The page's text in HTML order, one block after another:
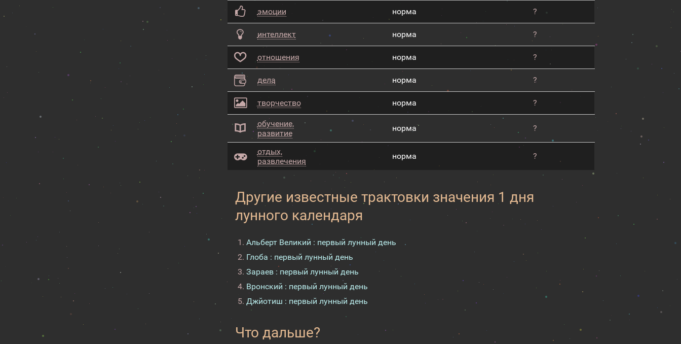
эмоции норма ?
интеллект норма ?
отношения норма ?
дела норма ?
творчество норма ?
обучение,
развитие
норма ?
отдых,
развлечения
норма ?
Другие известные трактовки значения 1 дня
лунного календаря
Альберт Великий : первый лунный день
Глоба : первый лунный день
Зараев : первый лунный день
Вронский : первый лунный день
Джйотиш : первый лунный день
Что дальше?